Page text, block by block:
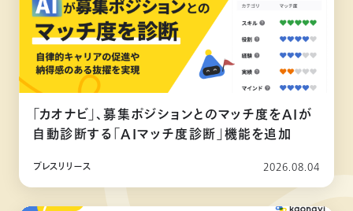
「カオナビ」、募集ポジションとのマッチ度をAIが
自動診断する「AIマッチ度診断」機能を追加
プレスリリース 2026.08.04